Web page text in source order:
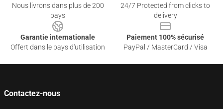
Nous livrons dans plus de 200
pays
24/7 Protected from clicks to
delivery
Garantie internationale
Offert dans le pays d'utilisation
Paiement 100% sécurisé
PayPal / MasterCard / Visa
Contactez-nous